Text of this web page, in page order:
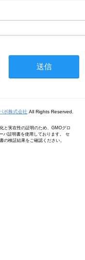
ボ株式会社 All Rights Reserved.
と実在性の証明のため、GMOグロ
バ証明書を使用しております。 セ
の検証結果をご確認ください。